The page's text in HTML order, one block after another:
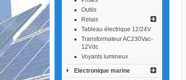
Outils
Relais
Tableau électrique 12/24V
Transformateur AC230Vac-
12Vdc
Voyants lumineux
Electronique marine